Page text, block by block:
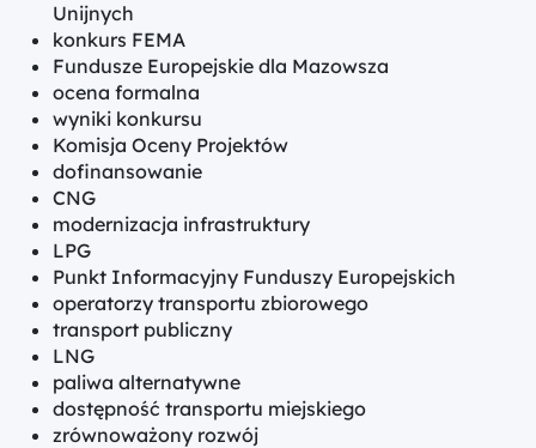
Unijnych
konkurs FEMA
Fundusze Europejskie dla Mazowsza
ocena formalna
wyniki konkursu
Komisja Oceny Projektów
dofinansowanie
CNG
modernizacja infrastruktury
LPG
Punkt Informacyjny Funduszy Europejskich
operatorzy transportu zbiorowego
transport publiczny
LNG
paliwa alternatywne
dostępność transportu miejskiego
zrównoważony rozwój